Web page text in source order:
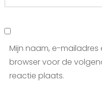
Mijn naam, e-
browser voor de
reactie plaats.